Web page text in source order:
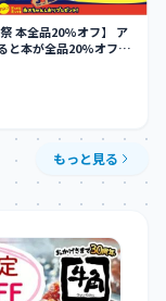
本全品20%オフ】 ア
と本が全品20%オフ
もっと見る